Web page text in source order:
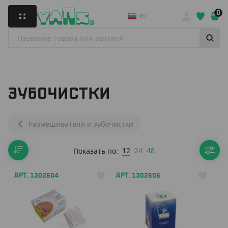
RU 0
ЗУБОЧИСТКИ
Размешиватели и зубочистки
Показать по: 12 24 48
АРТ. 1302604 АРТ. 1302606